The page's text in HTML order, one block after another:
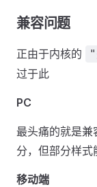
兼容问题
正由于内核的 "
过于此
PC
最头痛的就是兼
分，但部分样
移动端